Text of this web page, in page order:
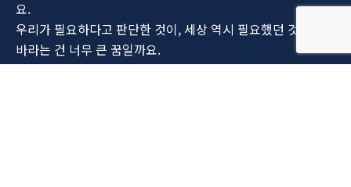
요.
우리가 필요하다고 판단한 것이, 세상 역시 필요했던 것이기를
바라는 건 너무 큰 꿈일까요.
알려지기 위한 고민을 하고 있다 보니 요행을 바라는 마음이